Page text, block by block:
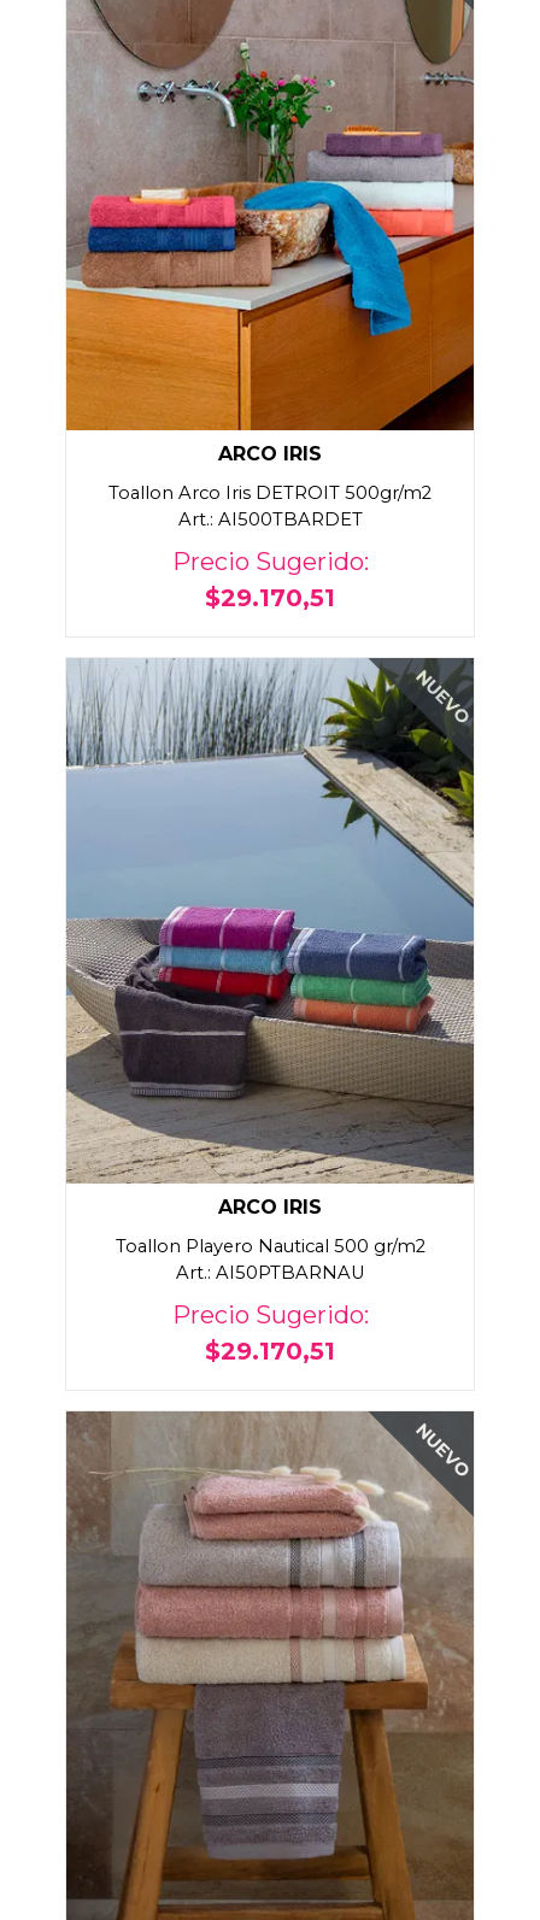
ARCO IRIS
Toallon Arco Iris DETROIT 500gr/m2
Art.: AI500TBARDET
Precio Sugerido:
$29.170,51
NUEVO
ARCO IRIS
Toallon Playero Nautical 500 gr/m2
Art.: AI50PTBARNAU
Precio Sugerido:
$29.170,51
NUEVO